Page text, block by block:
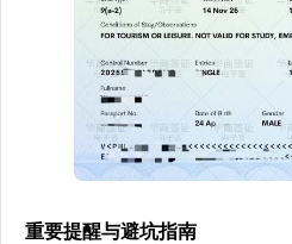
重要提醒与避坑指南